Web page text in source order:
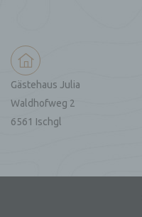
Gästehaus Julia
Waldhofweg 2
6561 Ischgl